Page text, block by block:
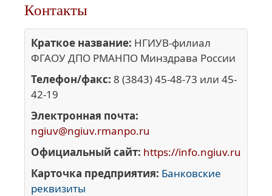
Контакты
Краткое название: НГИУВ-филиал
ФГАОУ ДПО РМАНПО Минздрава России
Телефон/факс: 8 (3843) 45-48-73 или 45-
42-19
Электронная почта:
ngiuv@ngiuv.rmanpo.ru
Официальный сайт: https://info.ngiuv.ru
Карточка предприятия: Банковские
реквизиты